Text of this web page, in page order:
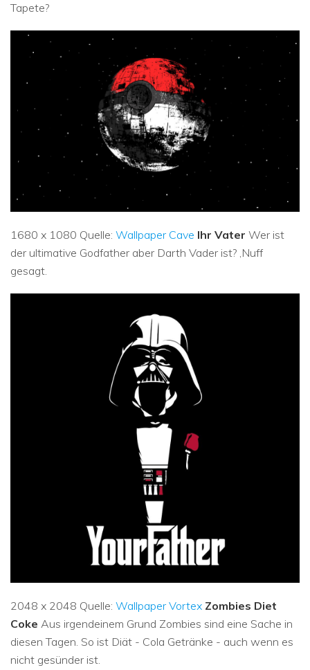
Tapete?
1680 x 1080 Quelle: Wallpaper Cave Ihr Vater Wer ist
der ultimative Godfather aber Darth Vader ist? ‚Nuff
gesagt.
2048 x 2048 Quelle: Wallpaper Vortex Zombies Diet
Coke Aus irgendeinem Grund Zombies sind eine Sache in
diesen Tagen. So ist Diät - Cola Getränke - auch wenn es
nicht gesünder ist.